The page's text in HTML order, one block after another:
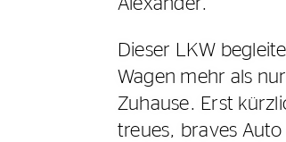
Dieser LKW
Wagen mehr als
Zuhause. Erst
treues, braves